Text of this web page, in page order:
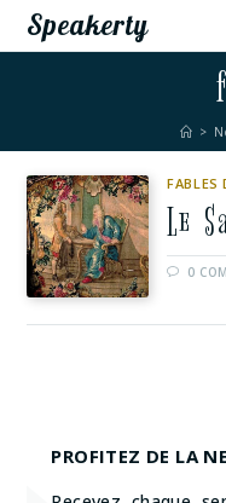
Speakerty
>
FABLES
Le
0
PROFITEZ DE LA